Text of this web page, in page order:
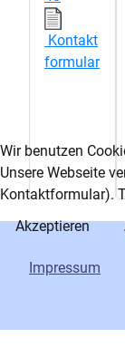
Kontakt
formular
Impressum
Wir benutzen
Unsere Webseite
Kontaktformular).
Akzeptieren